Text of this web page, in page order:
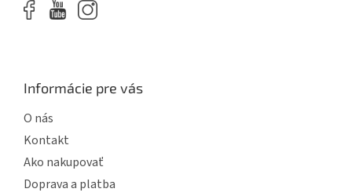
Informácie pre vás
O nás
Kontakt
Ako nakupovať
Doprava a platba